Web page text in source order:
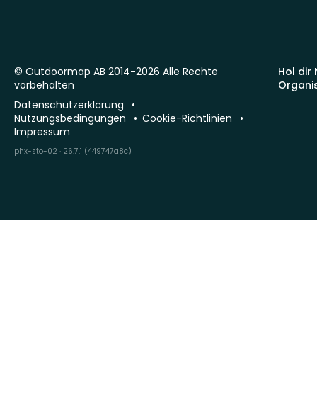
Hol dir
© Outdoormap AB 2014-2026 Alle Rechte
vorbehalten
Datenschutzerklärung
Nutzungsbedingungen
Cookie-Richtlinien
Impressum
phx-sto-02 · 26.7.1 (449747a8c)